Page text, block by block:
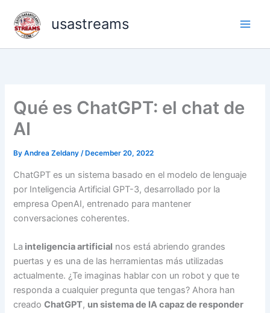
content
usastreams
Qué es ChatGPT: el chat de
AI
ByAndrea Zeldany/ December 20, 2022
ChatGPT es un sistema basado en el modelo de lenguaje
por Inteligencia Artificial GPT-3, desarrollado por la
empresa OpenAI, entrenado para mantener
conversaciones coherentes.
La inteligencia artificial nos está abriendo grandes
puertas y es una de las herramientas más utilizadas
actualmente. ¿Te imaginas hablar con un robot y que te
responda a cualquier pregunta que tengas? Ahora han
creadoChatGPT, un sistema de IA capaz de responder